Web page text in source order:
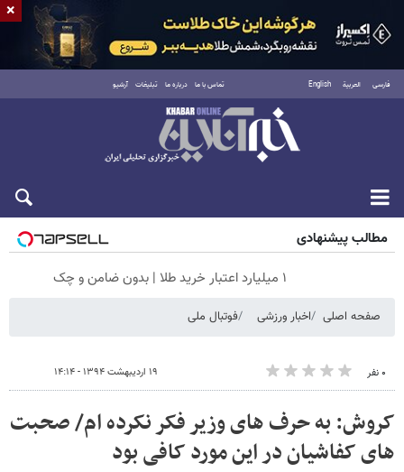
فارسی العربية English تماس با ما درباره ما تبلیغات آرشیو
جمعه ۱۶ مرداد ۱۴۰۵
مطالب پیشنهادی
۱ میلیارد اعتبار خرید طلا | بدون ضامن و چک
صفحه اصلی اخبار ورزشی فوتبال ملی
۰ نفر ۱۹ اردیبهشت ۱۳۹۴ - ۱۴:۱۴
کروش: به حرف های وزیر فکر نکرده ام/ صحبت
های کفاشیان در این مورد کافی بود
×